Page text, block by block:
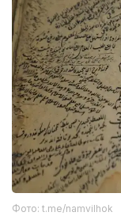
Фото: t.me/namvilhok